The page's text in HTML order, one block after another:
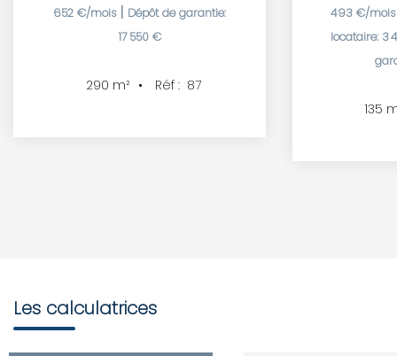
652 €/mois | Dépôt de garantie:
17 550 €
290 m² Réf : 87
493 €/
locataire: 3
135
Les calculatrices